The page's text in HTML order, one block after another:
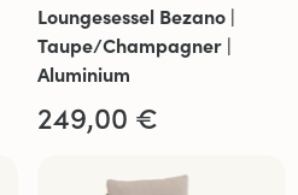
Lounge­sessel Bezano |
Taupe/Champagner |
Aluminium
249,00 €